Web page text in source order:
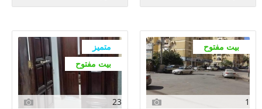
بيت مفتوح
1
متميز
بيت مفتوح
23